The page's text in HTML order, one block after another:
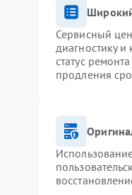
Сервисный
диагностику
статус
продления